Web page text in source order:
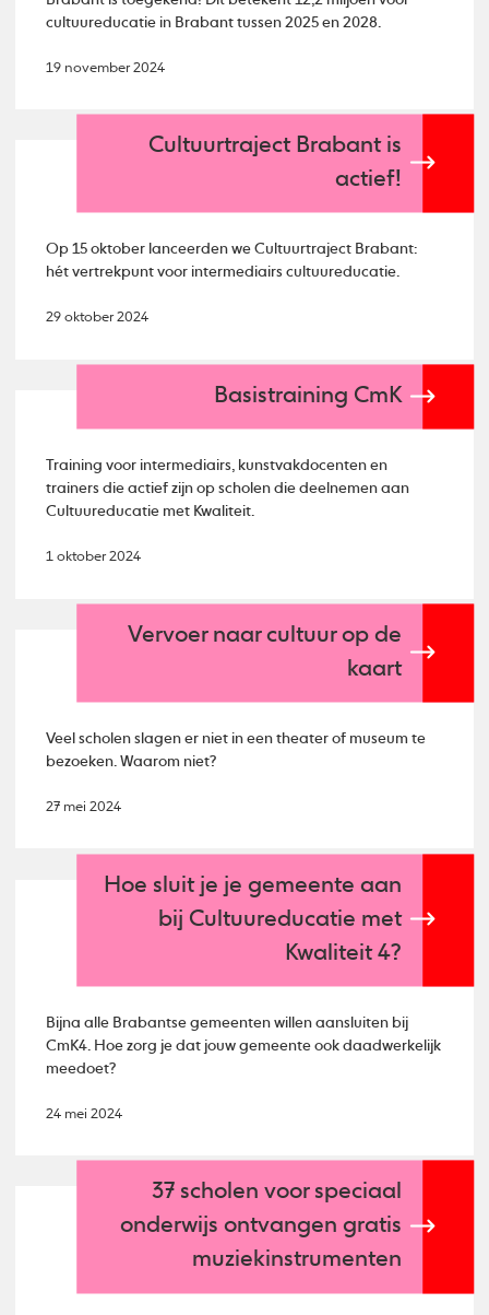
cultuureducatie in Brabant tussen 2025 en 2028.
19 november 2024
Cultuurtraject Brabant is
actief!
Op 15 oktober lanceerden we Cultuurtraject Brabant:
hét vertrekpunt voor intermediairs cultuureducatie.
29 oktober 2024
Basistraining CmK
Training voor intermediairs, kunstvakdocenten en
trainers die actief zijn op scholen die deelnemen aan
Cultuureducatie met Kwaliteit.
1 oktober 2024
Vervoer naar cultuur op de
kaart
Veel scholen slagen er niet in een theater of museum te
bezoeken. Waarom niet?
27 mei 2024
Hoe sluit je je gemeente aan
bij Cultuureducatie met
Kwaliteit 4?
Bijna alle Brabantse gemeenten willen aansluiten bij
CmK4. Hoe zorg je dat jouw gemeente ook daadwerkelijk
meedoet?
24 mei 2024
37 scholen voor speciaal
onderwijs ontvangen gratis
muziekinstrumenten